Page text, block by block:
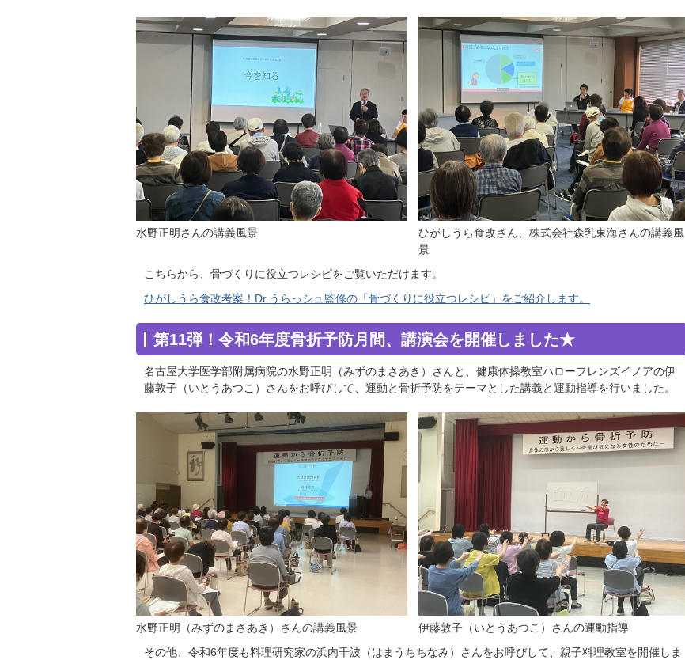
水野正明さんの講義風景
ひがしうら食改さん、株式会社森乳東海さんの講義風
景
こちらから、骨づくりに役立つレシピをご覧いただけます。
ひがしうら食改考案！Dr.うらっシュ監修の「骨づくりに役立つレシピ」をご紹介します。
第11弾！令和6年度骨折予防月間、講演会を開催しました★
名古屋大学医学部附属病院の水野正明（みずのまさあき）さんと、健康体操教室ハローフレンズイノアの伊
藤敦子（いとうあつこ）さんをお呼びして、運動と骨折予防をテーマとした講義と運動指導を行いました。
水野正明（みずのまさあき）さんの講義風景
伊藤敦子（いとうあつこ）さんの運動指導
その他、令和6年度も料理研究家の浜内千波（はまうちちなみ）さんをお呼びして、親子料理教室を開催しま